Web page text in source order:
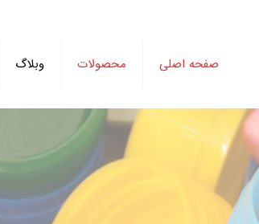
صفحه اصلی محصولات وبلاگ